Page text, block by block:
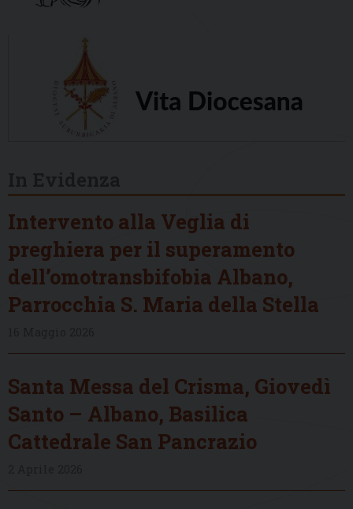
Intervento alla Veglia di
preghiera per il superamento
dell’omotransbifobia Albano,
Parrocchia S. Maria della Stella
Santa Messa del Crisma, Giovedì
Santo – Albano, Basilica
Cattedrale San Pancrazio